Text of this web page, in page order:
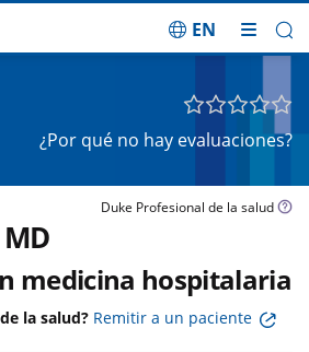
EN
¿Por qué no hay evaluaciones?
Duke Profesional de la salud
medicina hospitalaria
la salud? Remitir a un paciente